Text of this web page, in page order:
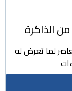
الذاكرة
لما تعرض له